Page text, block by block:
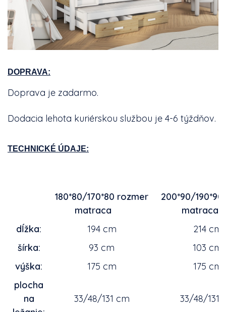
DOPRAVA:
Doprava je zadarmo.
Dodacia lehota kuriérskou službou je 4-6 týždňov.
TECHNICKÉ ÚDAJE:
180*80/170*80 rozmer
matraca
200*90/
dĺžka:
194 cm
214 cm
šírka:
93 cm
103 cm
výška:
175 cm
175 cm
plocha
na
33/48/131 cm 33/48/131